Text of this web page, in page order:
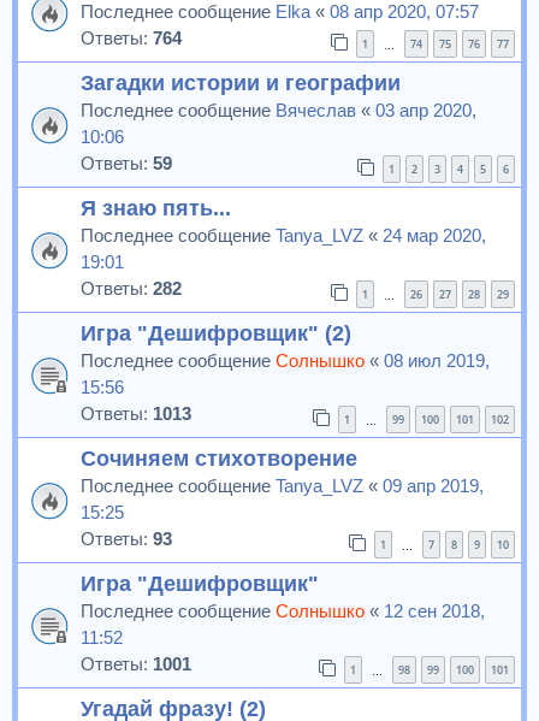
Последнее сообщение Elka « 08 апр 2020, 07:57
Ответы: 764 1 74 75 76 77
Загадки истории и географии
Последнее сообщение Вячеслав « 03 апр 2020,
10:06
Ответы: 59 1 2 3 4 5 6
Я знаю пять...
Последнее сообщение Tanya_LVZ « 24 мар 2020,
19:01
Ответы: 282 1 26 27 28 29
Игра "Дешифровщик" (2)
Последнее сообщение Солнышко « 08 июл 2019,
15:56
Ответы: 1013 1 99 100 101 102
Сочиняем стихотворение
Последнее сообщение Tanya_LVZ « 09 апр 2019,
15:25
Ответы: 93 1 7 8 9 10
Игра "Дешифровщик"
Последнее сообщение Солнышко « 12 сен 2018,
11:52
Ответы: 1001 1 98 99 100 101
Угадай фразу! (2)